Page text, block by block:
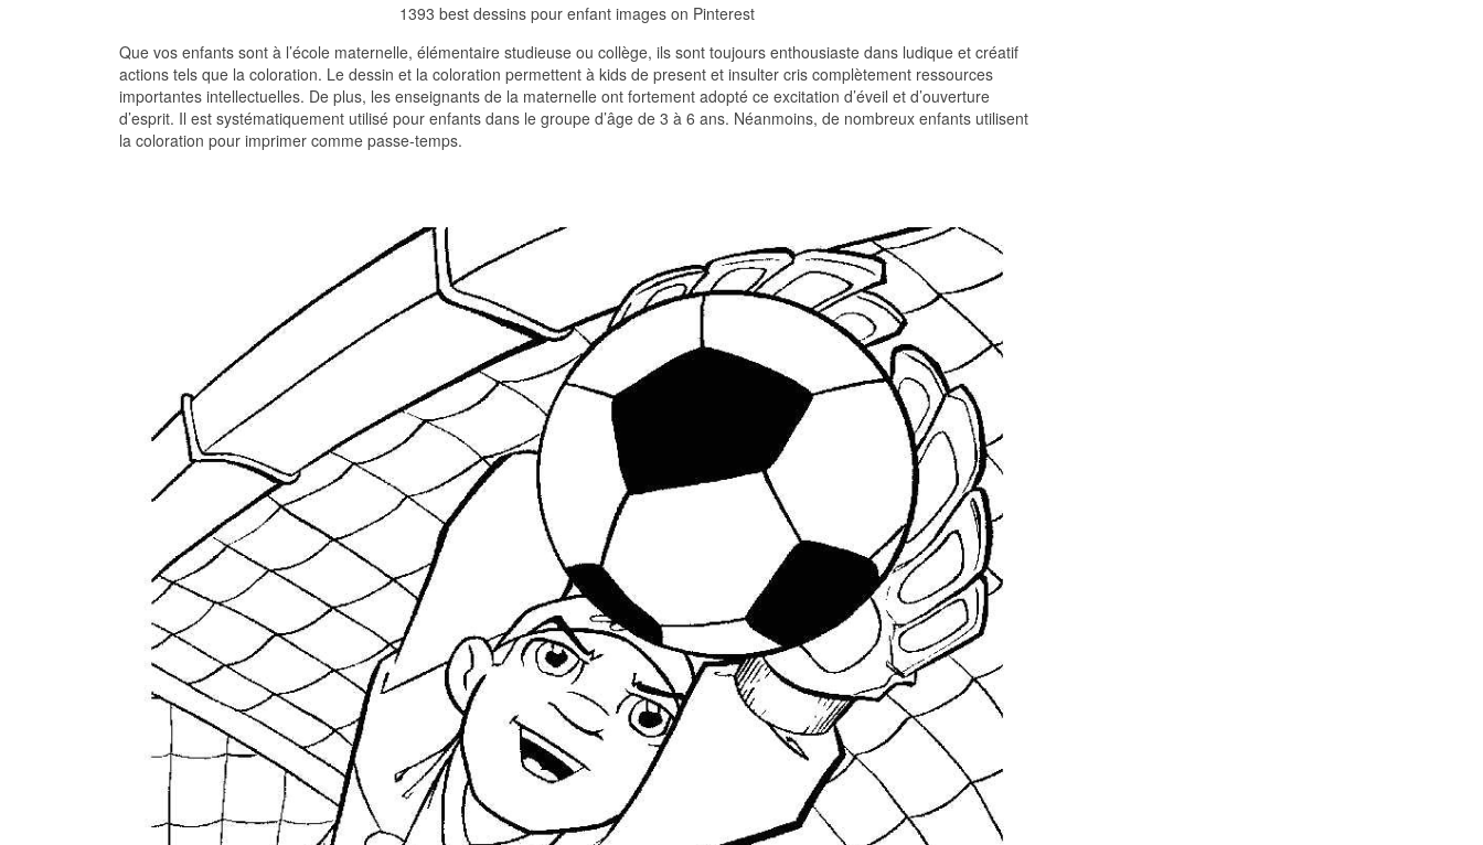
1393 best dessins pour enfant images on Pinterest
Que vos enfants sont à l’école maternelle, élémentaire studieuse ou collège, ils sont toujours enthousiaste dans ludique et créatif
actions tels que la coloration. Le dessin et la coloration permettent à kids de present et insulter cris complètement ressources
importantes intellectuelles. De plus, les enseignants de la maternelle ont fortement adopté ce excitation d’éveil et d’ouverture
d’esprit. Il est systématiquement utilisé pour enfants dans le groupe d’âge de 3 à 6 ans. Néanmoins, de nombreux enfants utilisent
la coloration pour imprimer comme passe-temps.